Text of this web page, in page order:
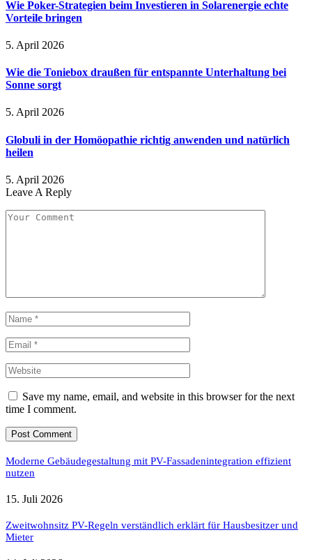
Wie Poker-Strategien beim Investieren in Solarenergie echte
Vorteile bringen
5. April 2026
Wie die Toniebox draußen für entspannte Unterhaltung bei
Sonne sorgt
5. April 2026
Globuli in der Homöopathie richtig anwenden und natürlich
heilen
5. April 2026
Leave A Reply
Save my name, email, and website in this browser for the next
time I comment.
Moderne Gebäudegestaltung mit PV-Fassadenintegration effizient
nutzen
15. Juli 2026
Zweitwohnsitz PV-Regeln verständlich erklärt für Hausbesitzer und
Mieter